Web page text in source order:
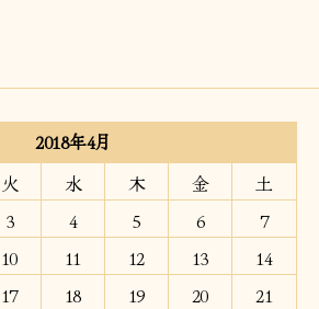
2018年4月
火 水 木 金
土
3 4 5 6
7
10 11 12 13
14
17 18 19 20
21